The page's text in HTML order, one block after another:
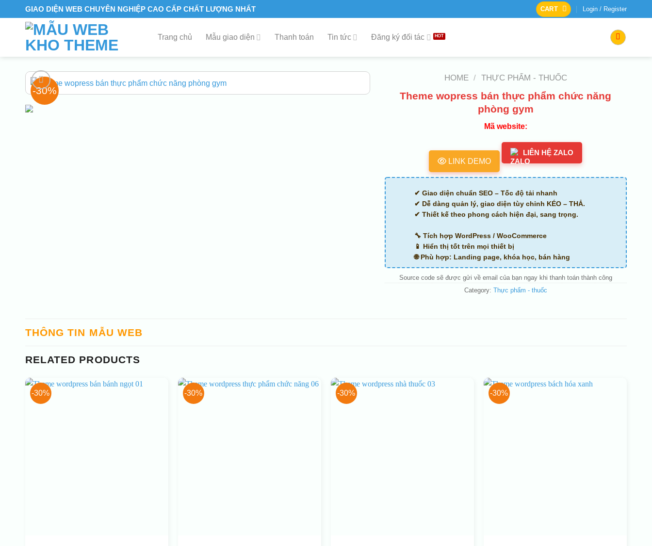
to
GIAO DIỆN WEB CHUYÊN NGHIỆP CAO CẤP CHẤT LƯỢNG NHẤT CART Login / Register
Trang chủ Mẫu giao diện Thanh toán Tin tức Đăng ký đối tác
-30%
HOME / THỰC PHẨM - THUỐC
Theme wopress bán thực phẩm chức năng
phòng gym
Mã website:
LINK DEMO
LIÊN HỆ ZALO
✔ Giao diện chuẩn SEO – Tốc độ tải nhanh
✔ Dễ dàng quản lý, giao diện tùy chỉnh KÉO – THẢ.
✔ Thiết kế theo phong cách hiện đại, sang trọng.
🔧 Tích hợp WordPress / WooCommerce
📱 Hiển thị tốt trên mọi thiết bị
🌐 Phù hợp: Landing page, khóa học, bán hàng
Source code sẽ được gửi về email của bạn ngay khi thanh toán thành công
Category: Thực phẩm - thuốc
THÔNG TIN MẪU WEB
RELATED PRODUCTS
-30% -30% -30% -30%